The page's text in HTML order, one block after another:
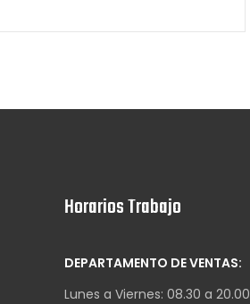
Horarios Trabajo
DEPARTAMENTO DE VENTAS:
Lunes a Viernes: 08.30 a 20.00